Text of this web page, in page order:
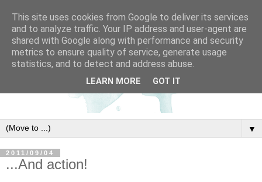
▼
2011/09/04
...And action!
This site uses cookies from Google to deliver its services
and to analyze traffic. Your IP address and user-agent are
shared with Google along with performance and security
metrics to ensure quality of service, generate usage
statistics, and to detect and address abuse.
LEARN MORE GOT IT